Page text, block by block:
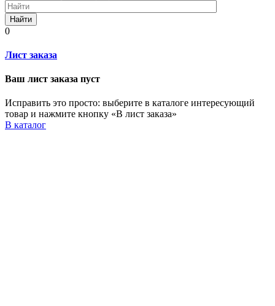
Найти
0
Лист заказа
Ваш лист заказа пуст
Исправить это просто: выберите в каталоге интересующий
товар и нажмите кнопку «В лист заказа»
В каталог